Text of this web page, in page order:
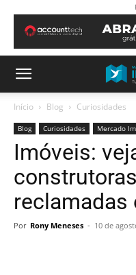
Início Blog Curiosidades
Blog Curiosidades Mercado
Imóveis:
reclamadas
Por Rony Meneses - 10 de